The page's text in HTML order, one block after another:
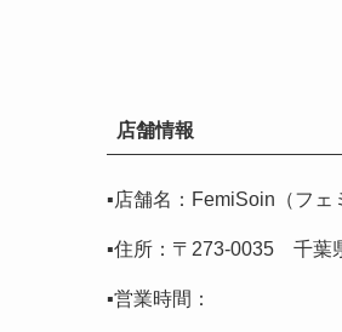
店舗情報
▪️店舗名：FemiSoin（フェ
▪️住所：〒273-0035 千葉
▪️営業時間：